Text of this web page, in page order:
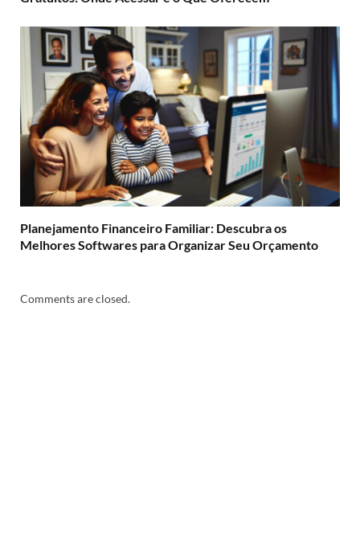
Planejamento Financeiro Familiar: Descubra os
Melhores Softwares para Organizar Seu Orçamento
Comments are closed.